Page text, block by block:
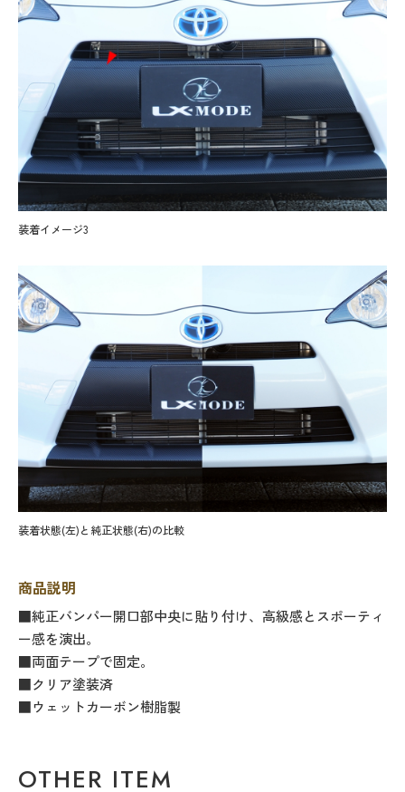
装着イメージ3
装着状態(左)と純正状態(右)の比較
商品説明
■純正バンパー開口部中央に貼り付け、高級感とスポーティ
ー感を演出。
■両面テープで固定。
■クリア塗装済
■ウェットカーボン樹脂製
OTHER ITEM